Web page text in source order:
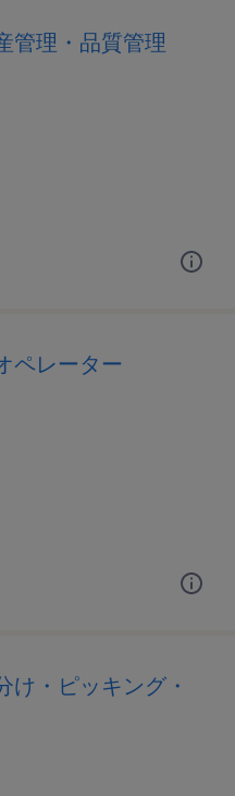
管理・品質管理
ペレーター
け・ピッキング・